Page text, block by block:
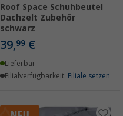
Roof Space Schuhbeutel
Dachzelt Zubehör
schwarz
39,99 €
Lieferbar
Filialverfügbarkeit: Filiale setzen